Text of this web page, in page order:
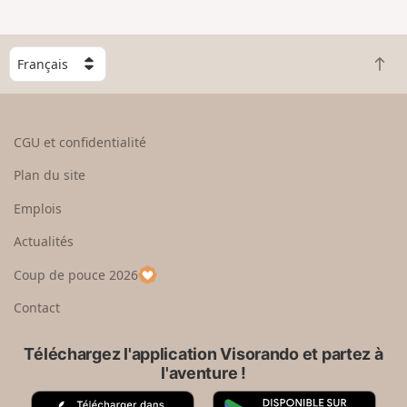
g
n
C
h
o
e
u
p
a
R
e
CGU et confidentialité
Plan du site
Emplois
Actualités
Coup de pouce 2026
Contact
Téléchargez l'application Visorando et partez à
l'aventure !
A G